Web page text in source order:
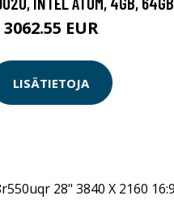
3062.55 EUR
LISÄTIETOJA